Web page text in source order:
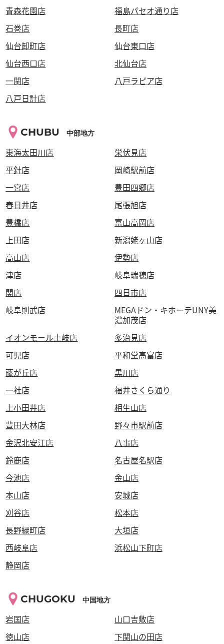
青森花園店
福島パセオ通り店
石巻店
長町店
仙台卸町店
仙台東口店
仙台西口店
北仙台店
一関店
八戸ラピア店
八戸日計店
CHUBU 中部地方
東海太田川店
栄伏見店
平針店
岡崎駅前店
一宮店
豊田四郷店
春日井店
尾張旭店
豊橋店
富山高岡店
上田店
新潟姥ヶ山店
高山店
伊勢店
津店
岐阜瑞穂店
関店
四日市店
岐阜則武店
MEGAドン・キホーテUNY美
濃加茂店
イオンモール土岐店
多治見店
可児店
平和堂高富店
藤が丘店
黒川店
一社店
福井さくら通り
上小田井店
相生山店
豊田大林店
野々市駅前店
金沢北安江店
八事店
鈴鹿店
名古屋名駅店
今池店
金山店
本山店
安城店
刈谷店
松本店
長野緑町店
大垣店
西岐阜店
浜松山下町店
静岡店
CHUGOKU 中国地方
岩国店
山口吉敷店
徳山店
下関山の田店